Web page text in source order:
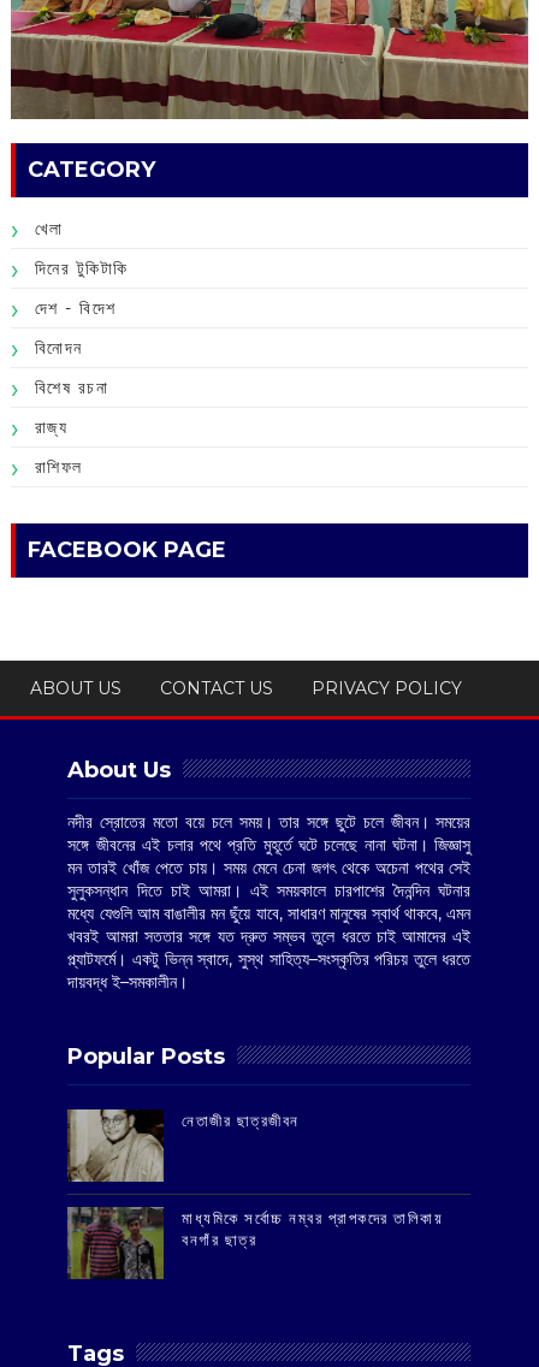
CATEGORY
খেলা
দিনের টুকিটাকি
দেশ - বিদেশ
বিনোদন
বিশেষ রচনা
রাজ্য
রাশিফল
FACEBOOK PAGE
ABOUT US CONTACT US PRIVACY POLICY
About Us
নদীর স্রোতের মতো বয়ে চলে সময়। তার সঙ্গে ছুটে চলে জীবন। সময়ের
সঙ্গে জীবনের এই চলার পথে প্রতি মুহূর্তে ঘটে চলেছে নানা ঘটনা। জিজ্ঞাসু
মন তারই খোঁজ পেতে চায়। সময় মেনে চেনা জগৎ থেকে অচেনা পথের সেই
সুলুকসন্ধান দিতে চাই আমরা। এই সময়কালে চারপাশের দৈনন্দিন ঘটনার
মধ্যে যেগুলি আম বাঙালীর মন ছুঁয়ে যাবে, সাধারণ মানুষের স্বার্থ থাকবে, এমন
খবরই আমরা সততার সঙ্গে যত দ্রুত সম্ভব তুলে ধরতে চাই আমাদের এই
প্ল্যাটফর্মে। একটু ভিন্ন স্বাদে, সুস্থ সাহিত্য–সংস্কৃতির পরিচয় তুলে ধরতে
দায়বদ্ধ ই–সমকালীন।
Popular Posts
‌নেতাজীর ছাত্রজীবন
মাধ্যমিকে সর্বোচ্চ নম্বর প্রাপকদের তালিকায়
বনগাঁর ছাত্র
Tags